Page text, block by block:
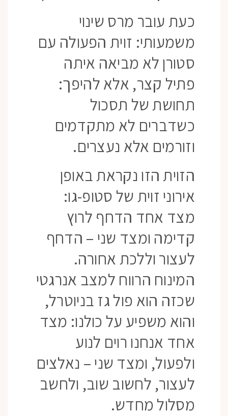
כעת עובר מרס שינוי
משמעותי: זוית הפעולה עם
סטורן לא מביאה איתה
פתיל קצר, אלא להיפך:
תחושת של תסכול
כשדברים לא מתקדמים
וזורמים אלא נעצרים.
הזוית הזו נקראת באופן
אירוני זוית של סטופ-גו:
מצד אחד הדחף לרוץ
קדימה ומצד שני – הדחף
לעצור וללכת אחורה.
המינוח הרווח למצב אנרגטי
שכזה הוא פול גז בניוטרל,
והוא משפיע על כולנו: מצד
אחד אנחנו רוים לנוע
ולפעול, ומצד שני – נאלצים
לעצור, לחשוב שוב, ולחשב
מסלול מחדש.